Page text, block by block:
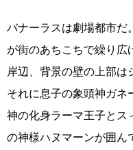
バナーラスは劇場都市だ
が街のあちこちで繰り広
岸辺、背景の壁の上部は
それに息子の象頭神ガネ
神の化身ラーマ王子とス
の神様ハヌマーンが囲ん